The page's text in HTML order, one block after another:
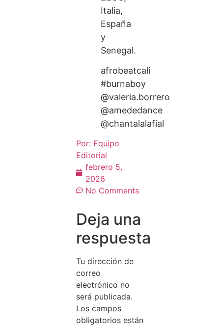
Italia,
España
y
Senegal.
afrobeatcali
#burnaboy
@valeria.borrero
@amededance
@chantalalafial
Por: Equipo
Editorial
febrero 5,
2026
No Comments
Deja una
respuesta
Tu dirección de
correo
electrónico no
será publicada.
Los campos
obligatorios están